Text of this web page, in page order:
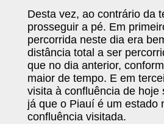
Desta vez, ao contrário da
prosseguir a pé. Em
percorrida neste dia era
distância total a ser
que no dia anterior,
maior de tempo. E em
visita à confluência de
já que o Piauí é um estado
confluência visitada.